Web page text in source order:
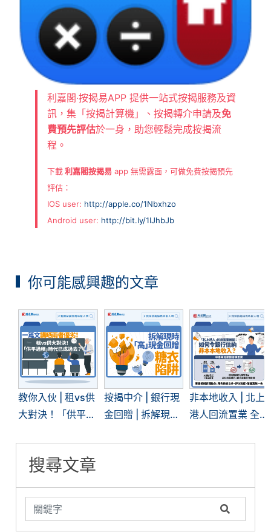
利嘉閣‧按揭易APP 提供一站式按揭服務及資
訊，集「按揭計算機」、按揭轉介申請及免
費預先評估於一身，助您輕鬆完成按揭流
程。
下載利嘉閣按揭易app 無需露面，可做免費按揭預先
評估：
IOS user: http://apple.co/1Nbxhzo
Android user: http://bit.ly/1IJhbJb
你可能感興趣的文章
教你入伙 | 租vs供
大對決！「供平過
按揭中介 | 銀行現
金回贈 | 拆解現時
非本地收入 | 北上
港人回流置業 全
搜尋文章